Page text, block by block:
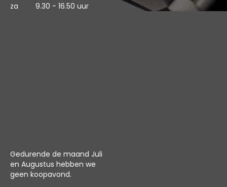
za
9.30 - 16.50 uur
Gedurende de maand Juli
en Augustus hebben we
geen koopavond.